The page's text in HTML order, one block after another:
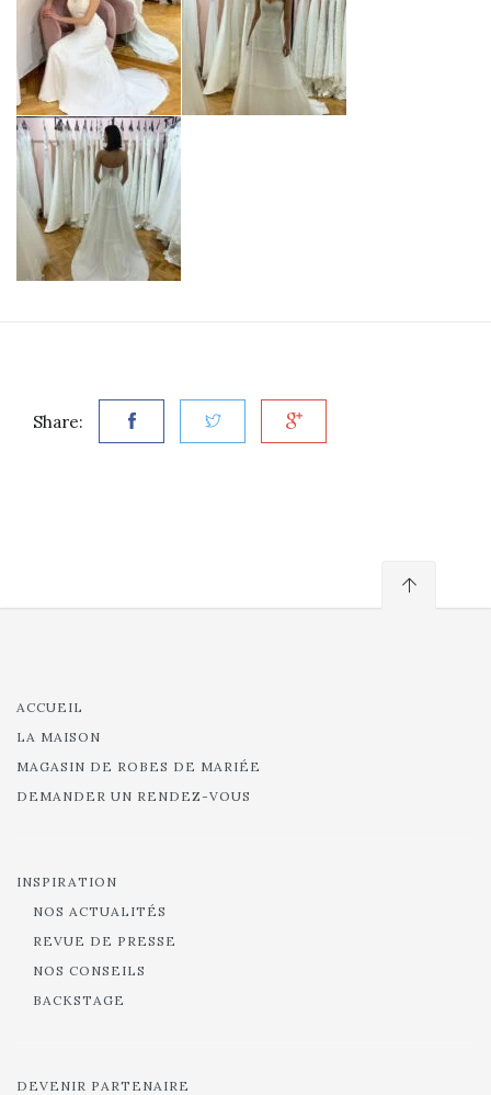
Share:
ACCUEIL
LA MAISON
MAGASIN DE ROBES DE MARIÉE
DEMANDER UN RENDEZ-VOUS
INSPIRATION
NOS ACTUALITÉS
REVUE DE PRESSE
NOS CONSEILS
BACKSTAGE
DEVENIR PARTENAIRE